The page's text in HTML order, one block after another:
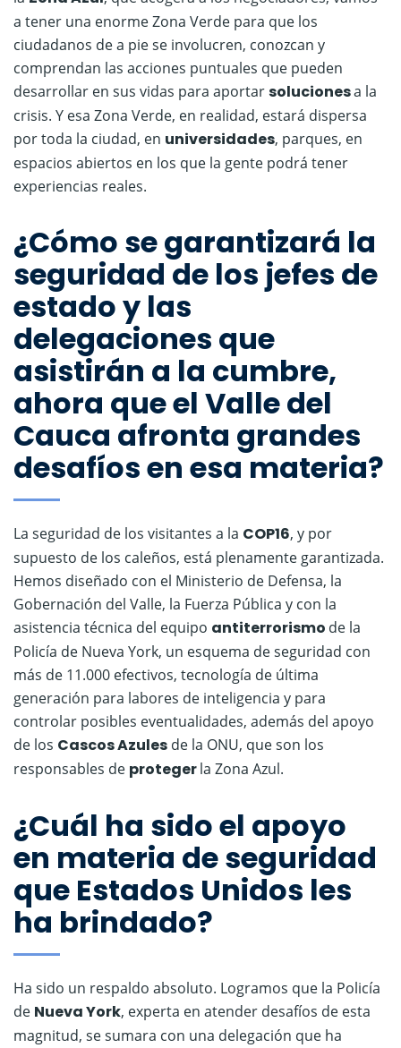
a tener una enorme Zona Verde para que los
ciudadanos de a pie se involucren, conozcan y
comprendan las acciones puntuales que pueden
desarrollar en sus vidas para aportarsolucionesa la
crisis. Y esa Zona Verde, en realidad, estará dispersa
por toda la ciudad, en universidades, parques, en
espacios abiertos en los que la gente podrá tener
experiencias reales.
¿Cómo se garantizará la
seguridad de los jefes de
estado y las
delegaciones que
asistirán a la cumbre,
ahora que el Valle del
Cauca afronta grandes
desafíos en esa materia?
La seguridad de los visitantes a la COP16, y por
supuesto de los caleños, está plenamente garantizada.
Hemos diseñado con el Ministerio de Defensa, la
Gobernación del Valle, la Fuerza Pública y con la
asistencia técnica del equipo antiterrorismo de la
Policía de Nueva York, un esquema de seguridad con
más de 11.000 efectivos, tecnología de última
generación para labores de inteligencia y para
controlar posibles eventualidades, además del apoyo
de los Cascos Azules de la ONU, que son los
responsables de protegerla Zona Azul.
¿Cuál ha sido el apoyo
en materia de seguridad
que Estados Unidos les
ha brindado?
Ha sido un respaldo absoluto. Logramos que la Policía
de Nueva York, experta en atender desafíos de esta
magnitud, se sumara con una delegación que ha